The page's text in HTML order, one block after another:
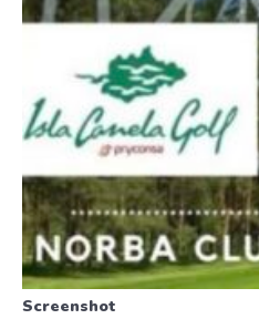
Screenshot